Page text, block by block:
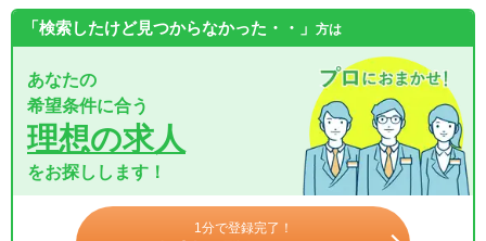
「検索したけど見つからなかった・・」 方は
あなたの
希望条件に合う
理想の求人
をお探しします！
1分で登録完了！